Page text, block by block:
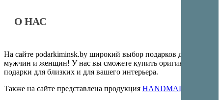
О НАС
На сайте podarkiminsk.by широкий выбор подарков для
мужчин и женщин! У нас вы сможете купить оригинальные
подарки для близких и для вашего интерьера.
Также на сайте представлена продукция HANDMADE